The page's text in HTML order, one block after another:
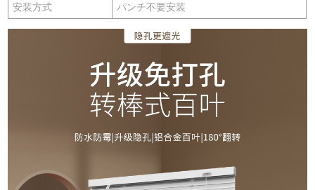
安装方式 パンチ不要安装